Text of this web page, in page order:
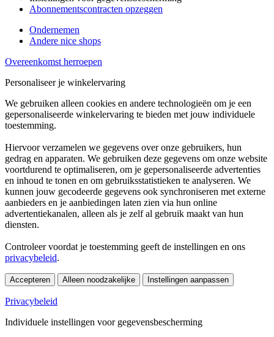
Abonnementscontracten opzeggen
Ondernemen
Andere nice shops
Overeenkomst herroepen
Personaliseer je winkelervaring
We gebruiken alleen cookies en andere technologieën om je een
gepersonaliseerde winkelervaring te bieden met jouw individuele
toestemming.
Hiervoor verzamelen we gegevens over onze gebruikers, hun
gedrag en apparaten. We gebruiken deze gegevens om onze website
voortdurend te optimaliseren, om je gepersonaliseerde advertenties
en inhoud te tonen en om gebruiksstatistieken te analyseren. We
kunnen jouw gecodeerde gegevens ook synchroniseren met externe
aanbieders en je aanbiedingen laten zien via hun online
advertentiekanalen, alleen als je zelf al gebruik maakt van hun
diensten.
Controleer voordat je toestemming geeft de instellingen en ons
privacybeleid.
Accepteren Alleen noodzakelijke Instellingen aanpassen
Privacybeleid
Individuele instellingen voor gegevensbescherming